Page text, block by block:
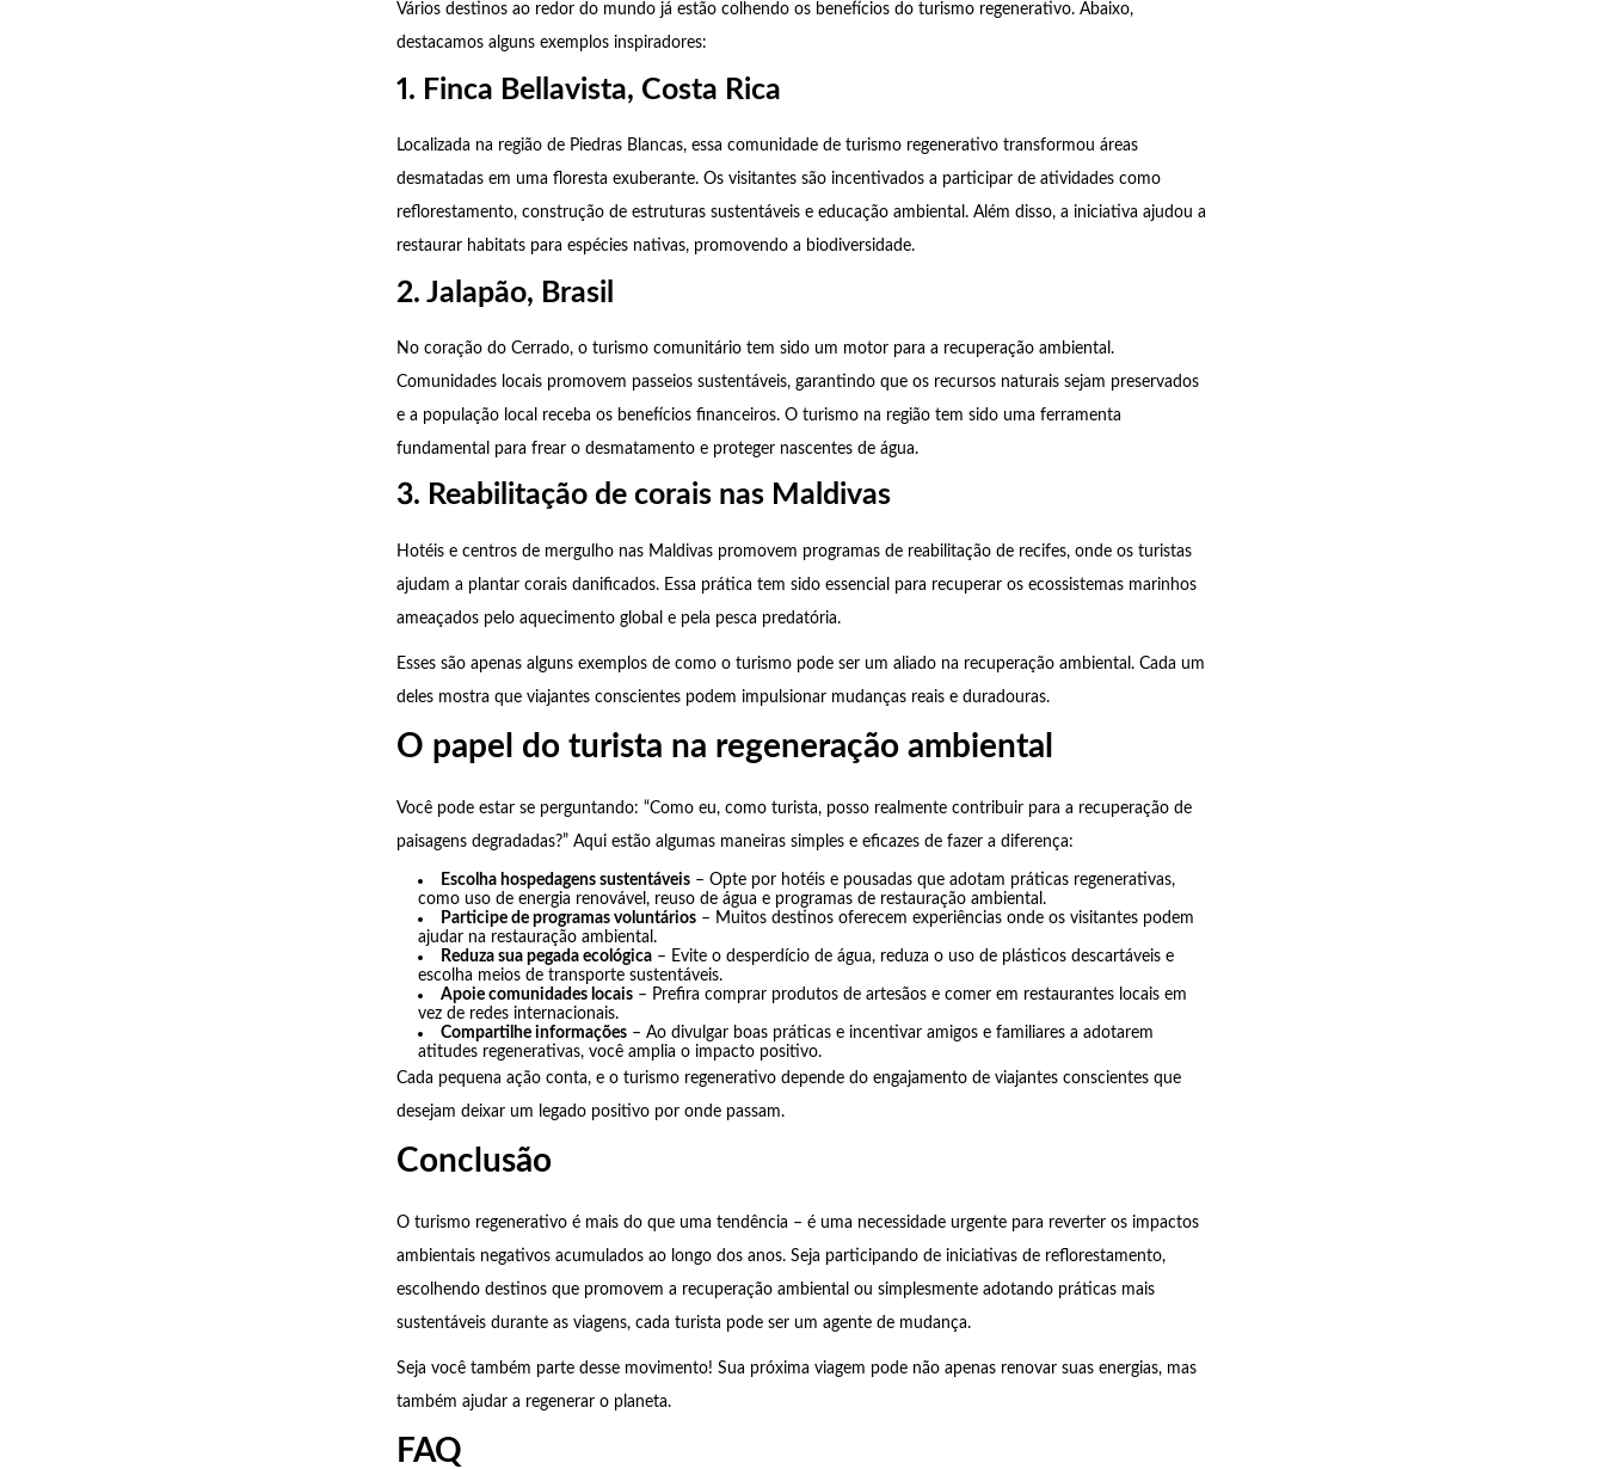
Vários destinos ao redor do mundo já estão colhendo os benefícios do turismo regenerativo. Abaixo,
destacamos alguns exemplos inspiradores:
1. Finca Bellavista, Costa Rica
Localizada na região de Piedras Blancas, essa comunidade de turismo regenerativo transformou áreas
desmatadas em uma floresta exuberante. Os visitantes são incentivados a participar de atividades como
reflorestamento, construção de estruturas sustentáveis e educação ambiental. Além disso, a iniciativa ajudou a
restaurar habitats para espécies nativas, promovendo a biodiversidade.
2. Jalapão, Brasil
No coração do Cerrado, o turismo comunitário tem sido um motor para a recuperação ambiental.
Comunidades locais promovem passeios sustentáveis, garantindo que os recursos naturais sejam preservados
e a população local receba os benefícios financeiros. O turismo na região tem sido uma ferramenta
fundamental para frear o desmatamento e proteger nascentes de água.
3. Reabilitação de corais nas Maldivas
Hotéis e centros de mergulho nas Maldivas promovem programas de reabilitação de recifes, onde os turistas
ajudam a plantar corais danificados. Essa prática tem sido essencial para recuperar os ecossistemas marinhos
ameaçados pelo aquecimento global e pela pesca predatória.
Esses são apenas alguns exemplos de como o turismo pode ser um aliado na recuperação ambiental. Cada um
deles mostra que viajantes conscientes podem impulsionar mudanças reais e duradouras.
O papel do turista na regeneração ambiental
Você pode estar se perguntando: “Como eu, como turista, posso realmente contribuir para a recuperação de
paisagens degradadas?” Aqui estão algumas maneiras simples e eficazes de fazer a diferença:
Escolha hospedagens sustentáveis– Opte por hotéis e pousadas que adotam práticas regenerativas,
como uso de energia renovável, reuso de água e programas de restauração ambiental.
Participe de programas voluntários– Muitos destinos oferecem experiências onde os visitantes podem
ajudar na restauração ambiental.
Reduza sua pegada ecológica– Evite o desperdício de água, reduza o uso de plásticos descartáveis e
escolha meios de transporte sustentáveis.
Apoie comunidades locais– Prefira comprar produtos de artesãos e comer em restaurantes locais em
vez de redes internacionais.
Compartilhe informações– Ao divulgar boas práticas e incentivar amigos e familiares a adotarem
atitudes regenerativas, você amplia o impacto positivo.
Cada pequena ação conta, e o turismo regenerativo depende do engajamento de viajantes conscientes que
desejam deixar um legado positivo por onde passam.
Conclusão
O turismo regenerativo é mais do que uma tendência – é uma necessidade urgente para reverter os impactos
ambientais negativos acumulados ao longo dos anos. Seja participando de iniciativas de reflorestamento,
escolhendo destinos que promovem a recuperação ambiental ou simplesmente adotando práticas mais
sustentáveis durante as viagens, cada turista pode ser um agente de mudança.
Seja você também parte desse movimento! Sua próxima viagem pode não apenas renovar suas energias, mas
também ajudar a regenerar o planeta.
FAQ